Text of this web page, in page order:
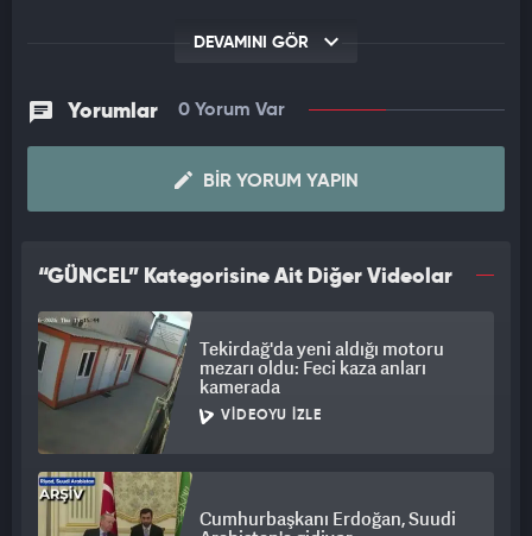
DEVAMINI GÖR
Yorumlar 0 Yorum Var
BIR YORUM YAPIN
“GÜNCEL” Kategorisine Ait Diğer Videolar
Tekirdağ'da yeni aldığı motoru
mezarı oldu: Feci kaza anları
kamerada
VIDEOYU İZLE
Cumhurbaşkanı Erdoğan, Suudi